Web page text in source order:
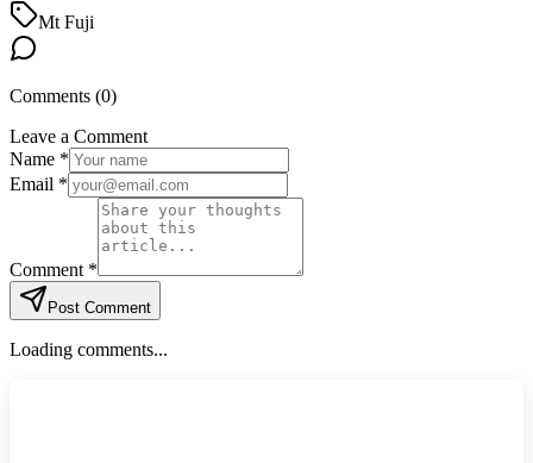
Mt Fuji
Comments (0)
Leave a Comment
Name *
Email *
Comment *
Post Comment
Loading comments...